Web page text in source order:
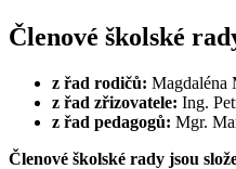
Členové školské
z řad rodičů: Magdaléna
z řad zřizovatele: Ing.
z řad pedagogů: Mgr.
Členové školské rady jsou